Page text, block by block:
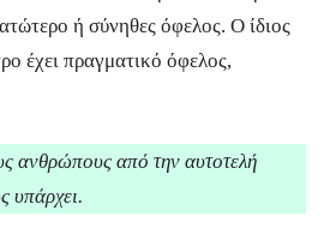
ή σύνηθες όφελος. Ο ίδιος
έχει πραγματικό όφελος,
ανθρώπους από την αυτοτελή
υπάρχει.